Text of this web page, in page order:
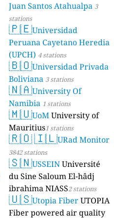
Juan Santos Atahualpa 3
stations
🇵🇪Universidad
Peruana Cayetano Heredia
(UPCH) 4 stations
🇧🇴Universidad Privada
Boliviana 3 stations
🇳🇦University Of
Namibia 1 stations
🇲🇺UoMUniversity of
Mauritius1 stations
🇷🇴🇮🇱URad Monitor
3842 stations
🇸🇳USSEINUniversité
du Sine Saloum El-hâdj
ibrahima NIASS2 stations
🇺🇸Utopia FiberUTOPIA
Fiber powered air quality